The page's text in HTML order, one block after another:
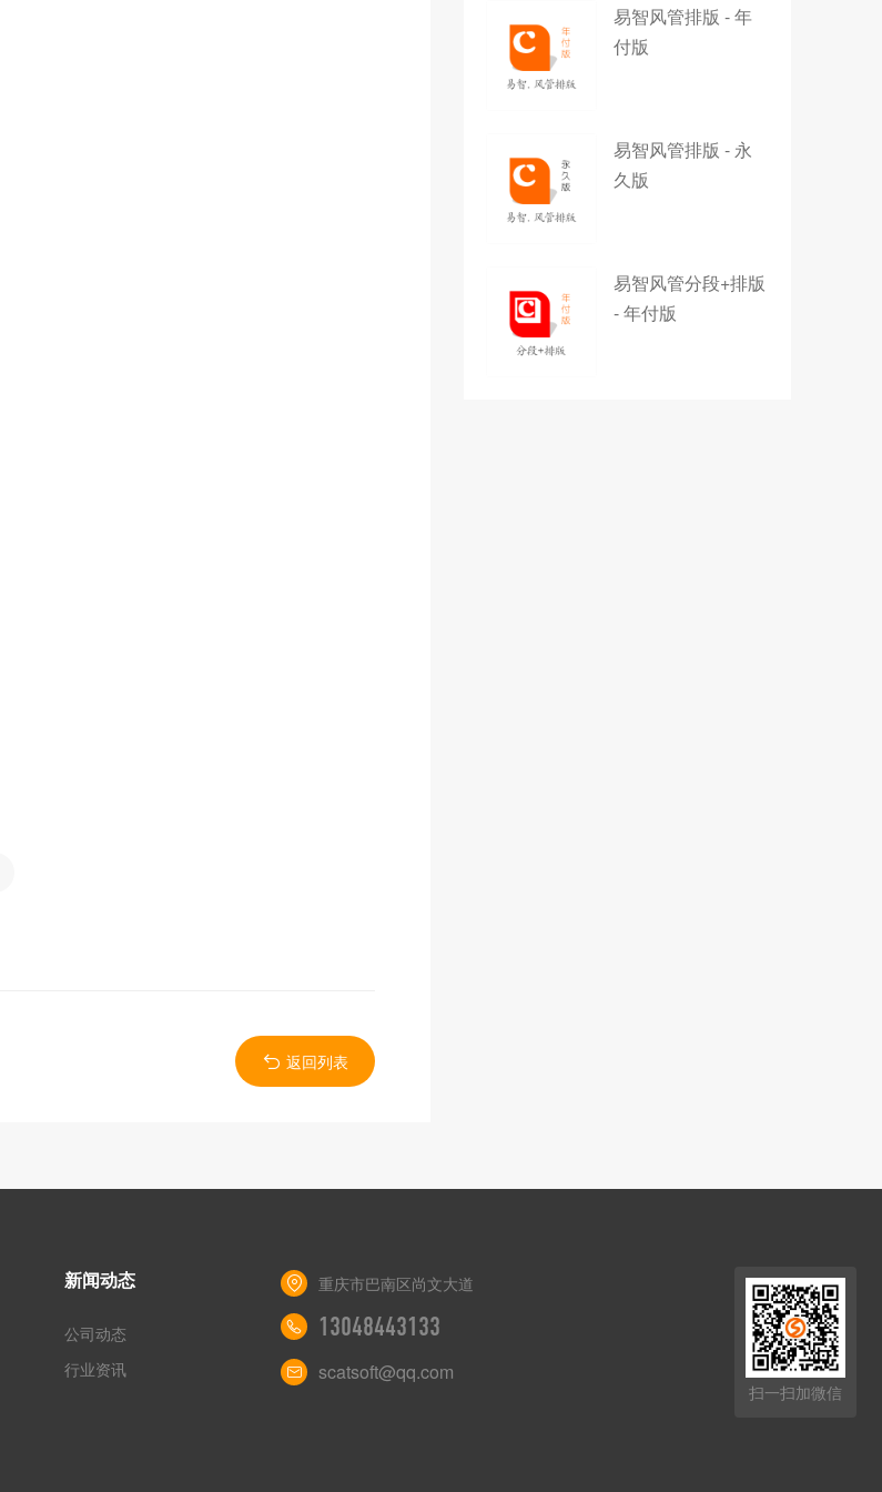
返回列表
易智风管排版 - 年
付版
易智风管排版 - 永
久版
易智风管分段+排版
- 年付版
新闻动态
公司动态
行业资讯
重庆市巴南区尚文大道
13048443133
scatsoft@qq.com
扫一扫加微信